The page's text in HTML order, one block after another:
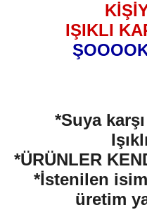
IŞIKLI
*Suya
*ÜRÜNLER
*İstenilen
üretim